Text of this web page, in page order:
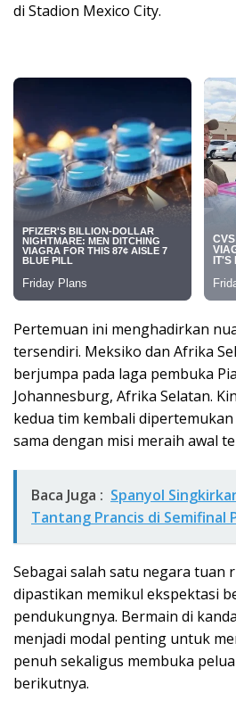
di Stadion Mexico City.
Pertemuan ini menghadirkan
tersendiri. Meksiko dan Afrika
berjumpa pada laga pembuka
Johannesburg, Afrika Selatan.
kedua tim kembali
sama dengan misi meraih awal
Baca Juga : Spanyol
Tantang Prancis di Semifinal
Sebagai salah satu negara tuan
dipastikan memikul ekspektasi
pendukungnya. Bermain di
menjadi modal penting untuk
penuh sekaligus membuka
berikutnya.